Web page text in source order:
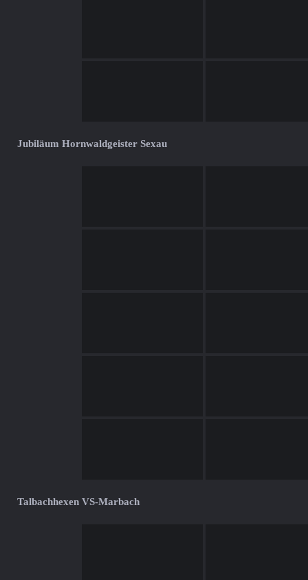
Jubiläum Hornwaldgeister Sexau
Talbachhexen VS-Marbach